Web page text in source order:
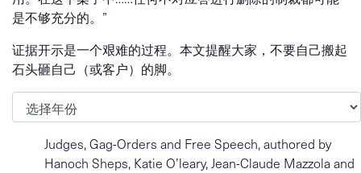
是不够充分的。”
证据开示是一个艰难的过程。本文提醒大家，不要自己搬起
石头砸自己（或客户）的脚。
归档
Judges, Gag-Orders and Free Speech, authored by
Hanoch Sheps, Katie O’leary, Jean-Claude Mazzola and